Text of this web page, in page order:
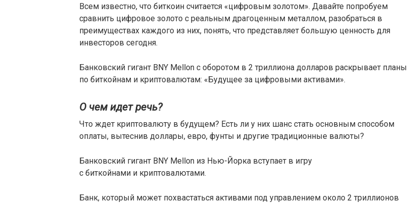
Всем известно, что биткоин считается «цифровым золотом». Давайте попробуем
сравнить цифровое золото с реальным драгоценным металлом, разобраться в
преимуществах каждого из них, понять, что представляет большую ценность для
инвесторов сегодня.
Банковский гигант BNY Mellon с оборотом в 2 триллиона долларов раскрывает планы
по биткойнам и криптовалютам: «Будущее за цифровыми активами».
О чем идет речь?
Что ждет криптовалюту в будущем? Есть ли у них шанс стать основным способом
оплаты, вытеснив доллары, евро, фунты и другие традиционные валюты?
Банковский гигант BNY Mellon из Нью-Йорка вступает в игру
с биткойнами и криптовалютами.
Банк, который может похвастаться активами под управлением около 2 триллионов